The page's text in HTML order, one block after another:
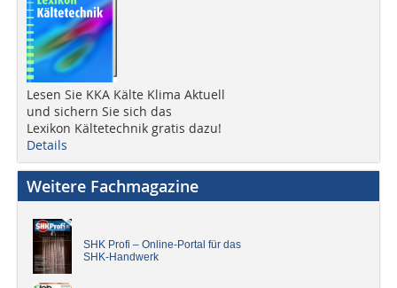
Lesen Sie KKA Kälte Klima Aktuell
und sichern Sie sich das
Lexikon Kältetechnik gratis dazu!
Details
Weitere Fachmagazine
SHK Profi – Online-Portal für das
SHK-Handwerk